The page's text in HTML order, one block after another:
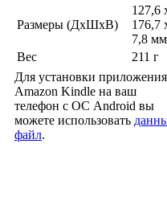
Размеры (ДхШхВ)
127,6
176,7
7,8 мм
Вес
211 г
Для установки приложения
Amazon Kindle на ваш
телефон с ОС Android вы
можете использовать
файл.